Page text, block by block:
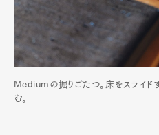
Mediumの掘りごたつ。床をスライ
む。